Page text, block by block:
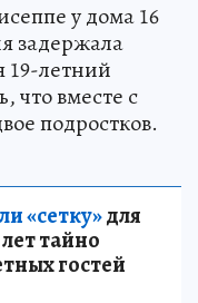
у дома 16
задержала
19-летний
что вместе с
подростков.
«сетку»для
тайно
гостей